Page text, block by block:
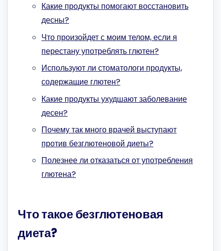
Какие продукты помогают восстановить
десны?
Что произойдет с моим телом, если я
перестану употреблять глютен?
Используют ли стоматологи продукты,
содержащие глютен?
Какие продукты ухудшают заболевание
десен?
Почему так много врачей выступают
против безглютеновой диеты?
Полезнее ли отказаться от употребления
глютена?
Что такое безглютеновая
диета?